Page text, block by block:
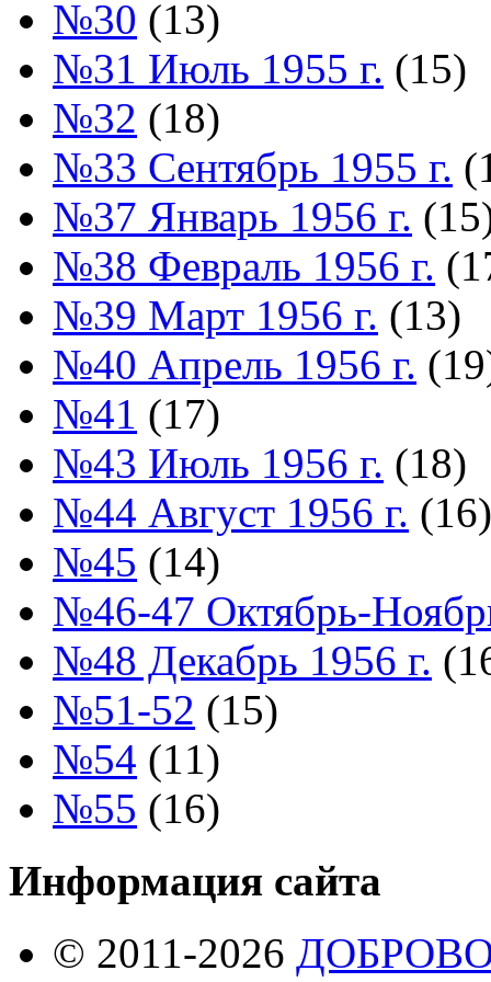
№30 (13)
№31 Июль 1955 г. (15)
№32 (18)
№33 Сентябрь 1955 г.
№37 Январь 1956 г.
№38 Февраль 1956 г.
№39 Март 1956 г. (13)
№40 Апрель 1956 г.
№41 (17)
№43 Июль 1956 г. (18)
№44 Август 1956 г. (16)
№45 (14)
№46-47 Октябрь-
№48 Декабрь 1956 г.
№51-52 (15)
№54 (11)
№55 (16)
Информация сайта
© 2011-2026